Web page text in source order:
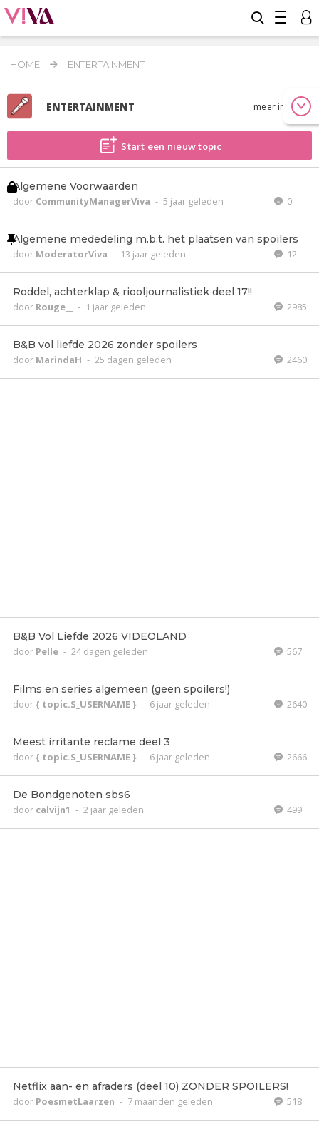
HOME ENTERTAINMENT
ENTERTAINMENT meer info
Start een nieuw topic
Algemene Voorwaarden
door CommunityManagerViva - 5 jaar geleden 0
Algemene mededeling m.b.t. het plaatsen van spoilers
door ModeratorViva - 13 jaar geleden 12
Roddel, achterklap & riooljournalistiek deel 17!!
door Rouge__ - 1 jaar geleden 2985
B&B vol liefde 2026 zonder spoilers
door MarindaH - 25 dagen geleden 2460
B&B Vol Liefde 2026 VIDEOLAND
door Pelle - 24 dagen geleden 567
Films en series algemeen (geen spoilers!)
door{ topic.S_USERNAME } - 6 jaar geleden 2640
Meest irritante reclame deel 3
door{ topic.S_USERNAME } - 6 jaar geleden 2666
De Bondgenoten sbs6
door calvijn1 - 2 jaar geleden 499
Netflix aan- en afraders (deel 10) ZONDER SPOILERS!
door PoesmetLaarzen - 7 maanden geleden 518